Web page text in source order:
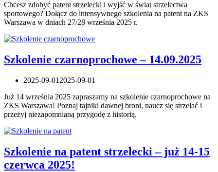
Chcesz zdobyć patent strzelecki i wyjść w świat strzelectwa
sportowego? Dołącz do intensywnego szkolenia na patent na ZKS
Warszawa w dniach 27/28 września 2025 r.
Szkolenie czarnoprochowe – 14.09.2025
2025-09-01 2025-09-01
Już 14 września 2025 zapraszamy na szkolenie czarnoprochowe na
ZKS Warszawa! Poznaj tajniki dawnej broni, naucz się strzelać i
przeżyj niezapomnianą przygodę z historią.
Szkolenie na patent strzelecki – już 14-15
czerwca 2025!